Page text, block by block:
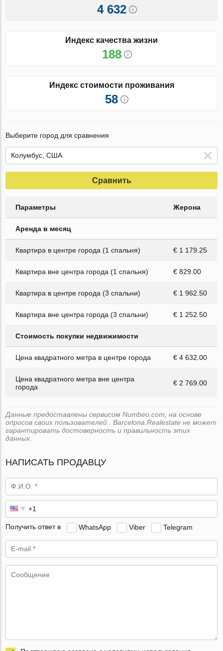
4 632
Индекс качества жизни
188
Индекс стоимости проживания
58
Выберите город для сравнения
Сравнить
Параметры Жерона
Аренда в месяц
Квартира в центре города (1 спальня) € 1 179.25
Квартира вне центра города (1 спальня) € 829.00
Квартира в центре города (3 спальни) € 1 962.50
Квартира вне центра города (3 спальни) € 1 252.50
Стоимость покупки недвижимости
Цена квадратного метра в центре города € 4 632.00
Цена квадратного метра вне центра
города
€ 2 769.00
Данные предоставлены сервисом Numbeo.com, на основе
опросов своих пользователей . Barcelona.Realestate не может
гарантировать достоверность и правильность этих
данных.
НАПИСАТЬ ПРОДАВЦУ
Получить ответ в WhatsApp Viber Telegram